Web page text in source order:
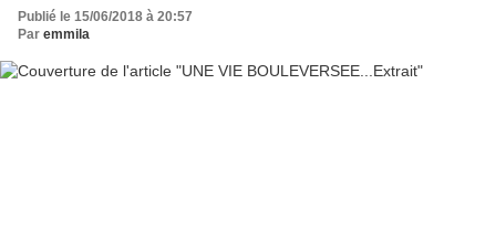
Publié le 15/06/2018 à 20:57
Par emmila